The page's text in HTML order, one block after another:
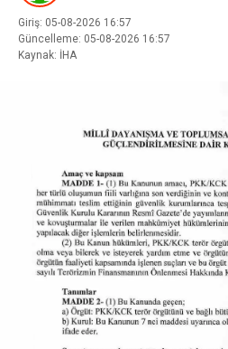
Giriş: 05-08-2026 16:57
Güncelleme: 05-08-2026 16:57
Kaynak: İHA